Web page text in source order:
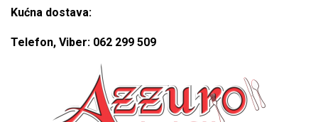
Kućna dostava:
Telefon, Viber: 062 299 509